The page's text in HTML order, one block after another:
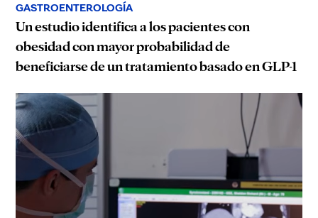
GASTROENTEROLOGÍA
Un estudio identifica a los pacientes con
obesidad con mayor probabilidad de
beneficiarse de un tratamiento basado en GLP-1